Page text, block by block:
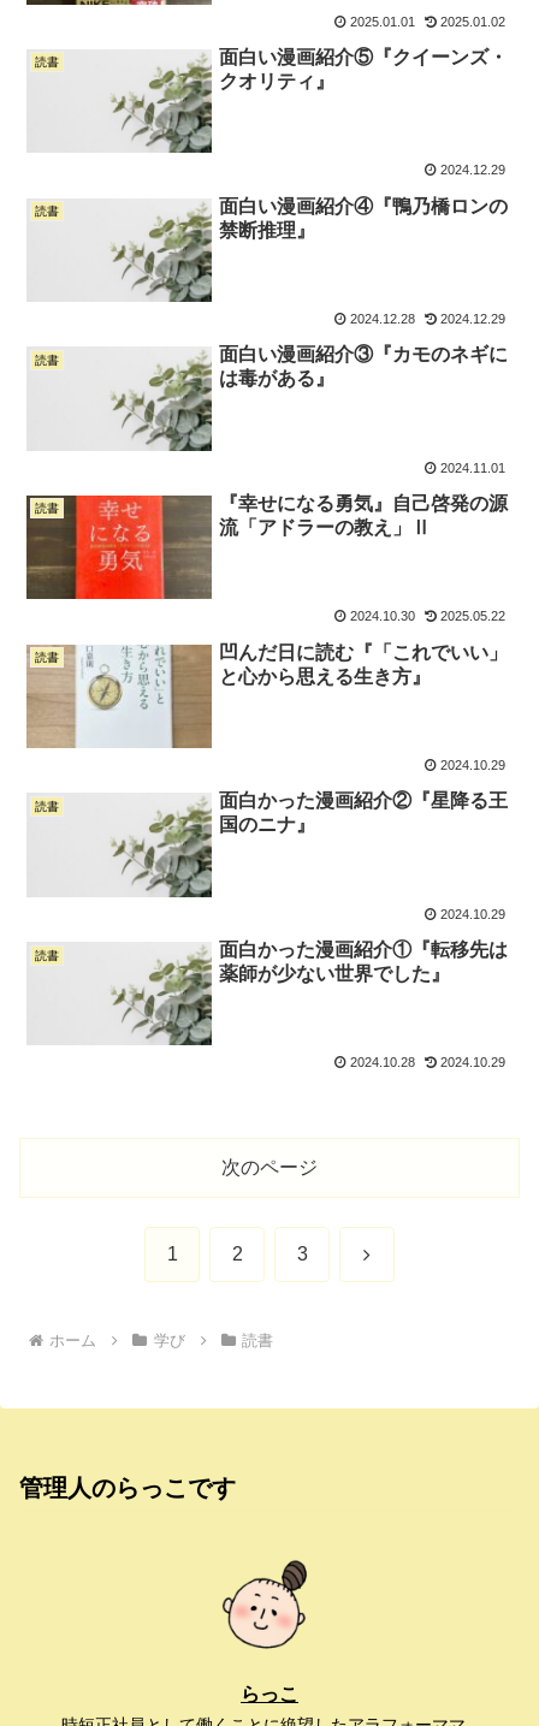
2025.01.01 2025.01.02
読書
面白い漫画紹介⑤『クイーンズ・
クオリティ』
2024.12.29
読書
面白い漫画紹介④『鴨乃橋ロンの
禁断推理』
2024.12.28 2024.12.29
読書
面白い漫画紹介③『カモのネギに
は毒がある』
2024.11.01
読書
『幸せになる勇気』自己啓発の源
流「アドラーの教え」Ⅱ
2024.10.30 2025.05.22
読書
凹んだ日に読む『「これでいい」
と心から思える生き方』
2024.10.29
読書
面白かった漫画紹介②『星降る王
国のニナ』
2024.10.29
読書
面白かった漫画紹介①『転移先は
薬師が少ない世界でした』
2024.10.28 2024.10.29
次のページ
1 2 3 次
ホーム 学び 読書
管理人のらっこです
らっこ